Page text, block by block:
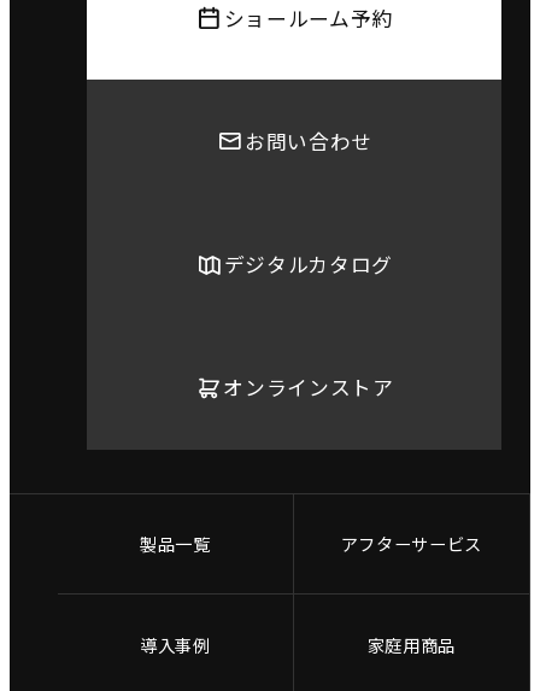
ショールーム予約
お問い合わせ
デジタルカタログ
オンラインストア
製品一覧 アフターサービス
導入事例 家庭用商品